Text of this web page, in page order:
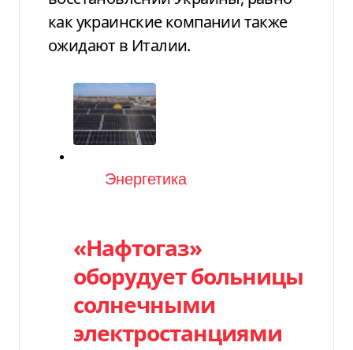
как украинские компании также
ожидают в Италии.
Категория
Энергетика
«Нафтогаз»
оборудует больницы
солнечными
электростанциями